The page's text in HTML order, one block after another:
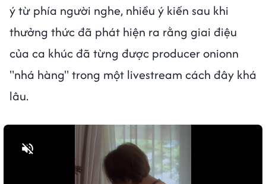
ý từ phía người nghe, nhiều ý kiến sau khi
thưởng thức đã phát hiện ra rằng giai điệu
của ca khúc đã từng được producer onionn
"nhá hàng" trong một livestream cách đây khá
lâu.